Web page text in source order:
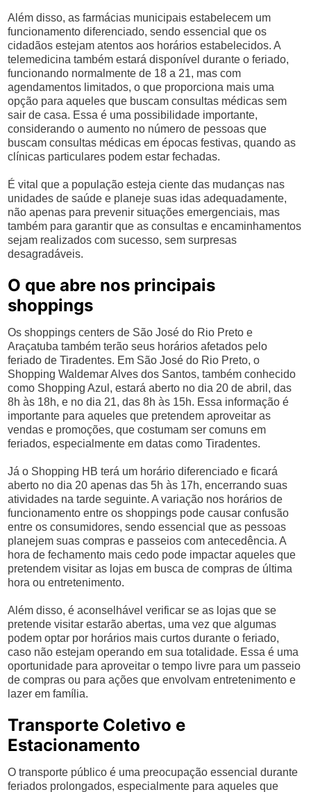
Além disso, as farmácias municipais estabelecem um
funcionamento diferenciado, sendo essencial que os
cidadãos estejam atentos aos horários estabelecidos. A
telemedicina também estará disponível durante o feriado,
funcionando normalmente de 18 a 21, mas com
agendamentos limitados, o que proporciona mais uma
opção para aqueles que buscam consultas médicas sem
sair de casa. Essa é uma possibilidade importante,
considerando o aumento no número de pessoas que
buscam consultas médicas em épocas festivas, quando as
clínicas particulares podem estar fechadas.
É vital que a população esteja ciente das mudanças nas
unidades de saúde e planeje suas idas adequadamente,
não apenas para prevenir situações emergenciais, mas
também para garantir que as consultas e encaminhamentos
sejam realizados com sucesso, sem surpresas
desagradáveis.
O que abre nos principais
shoppings
Os shoppings centers de São José do Rio Preto e
Araçatuba também terão seus horários afetados pelo
feriado de Tiradentes. Em São José do Rio Preto, o
Shopping Waldemar Alves dos Santos, também conhecido
como Shopping Azul, estará aberto no dia 20 de abril, das
8h às 18h, e no dia 21, das 8h às 15h. Essa informação é
importante para aqueles que pretendem aproveitar as
vendas e promoções, que costumam ser comuns em
feriados, especialmente em datas como Tiradentes.
Já o Shopping HB terá um horário diferenciado e ficará
aberto no dia 20 apenas das 5h às 17h, encerrando suas
atividades na tarde seguinte. A variação nos horários de
funcionamento entre os shoppings pode causar confusão
entre os consumidores, sendo essencial que as pessoas
planejem suas compras e passeios com antecedência. A
hora de fechamento mais cedo pode impactar aqueles que
pretendem visitar as lojas em busca de compras de última
hora ou entretenimento.
Além disso, é aconselhável verificar se as lojas que se
pretende visitar estarão abertas, uma vez que algumas
podem optar por horários mais curtos durante o feriado,
caso não estejam operando em sua totalidade. Essa é uma
oportunidade para aproveitar o tempo livre para um passeio
de compras ou para ações que envolvam entretenimento e
lazer em família.
Transporte Coletivo e
Estacionamento
O transporte público é uma preocupação essencial durante
feriados prolongados, especialmente para aqueles que